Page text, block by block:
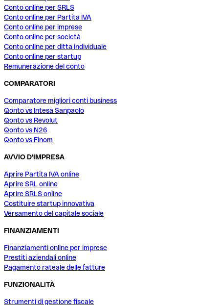
Conto online per SRLS
Conto online per Partita IVA
Conto online per imprese
Conto online per società
Conto online per ditta individuale
Conto online per startup
Remunerazione del conto
COMPARATORI
Comparatore migliori conti business
Qonto vs Intesa Sanpaolo
Qonto vs Revolut
Qonto vs N26
Qonto vs Finom
AVVIO D'IMPRESA
Aprire Partita IVA online
Aprire SRL online
Aprire SRLS online
Costituire startup innovativa
Versamento del capitale sociale
FINANZIAMENTI
Finanziamenti online per imprese
Prestiti aziendali online
Pagamento rateale delle fatture
FUNZIONALITÀ
Strumenti di gestione fiscale